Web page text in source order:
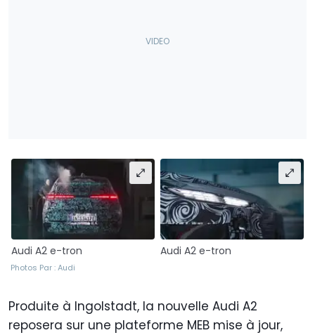
Audi A2 e-tron Audi A2 e-tron
Photos Par : Audi
Produite à Ingolstadt, la nouvelle Audi A2
reposera sur une plateforme MEB mise à jour,